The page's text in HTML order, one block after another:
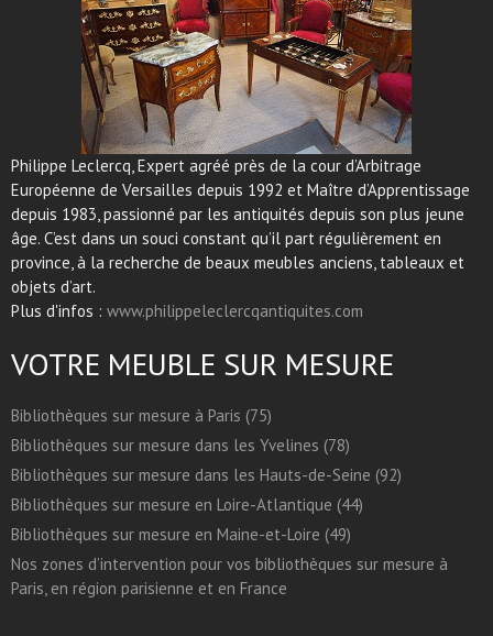
Philippe Leclercq, Expert agréé près de la cour d’Arbitrage
Européenne de Versailles depuis 1992 et Maître d’Apprentissage
depuis 1983, passionné par les antiquités depuis son plus jeune
âge. C’est dans un souci constant qu’il part régulièrement en
province, à la recherche de beaux meubles anciens, tableaux et
objets d’art.
Plus d'infos : www.philippeleclercqantiquites.com
VOTRE MEUBLE SUR MESURE
Bibliothèques sur mesure à Paris (75)
Bibliothèques sur mesure dans les Yvelines (78)
Bibliothèques sur mesure dans les Hauts-de-Seine (92)
Bibliothèques sur mesure en Loire-Atlantique (44)
Bibliothèques sur mesure en Maine-et-Loire (49)
Nos zones d’intervention pour vos bibliothèques sur mesure à
Paris, en région parisienne et en France